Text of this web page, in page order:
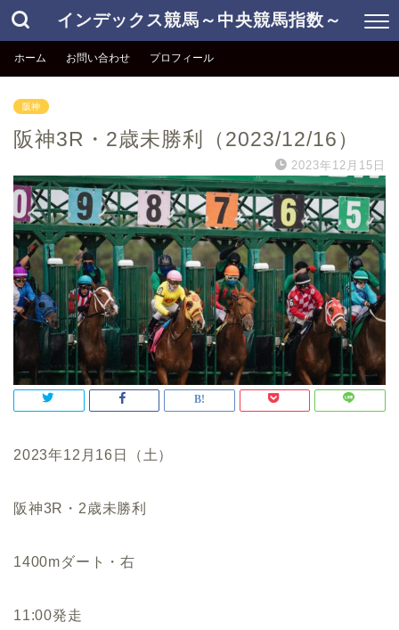
インデックス競馬～中央競馬指数～
ホーム お問い合わせ プロフィール
阪神
阪神3R・2歳未勝利（2023/12/16）
2023年12月15日
2023年12月16日（土）
阪神3R・2歳未勝利
1400mダート・右
11:00発走